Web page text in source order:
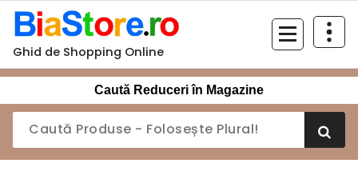
Sari
conținut
Ghid de Shopping Online
Caută Reduceri în Magazine